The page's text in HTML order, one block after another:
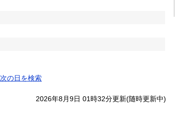
次の日を検索
2026年8月9日 01時32分更新(随時更新中)